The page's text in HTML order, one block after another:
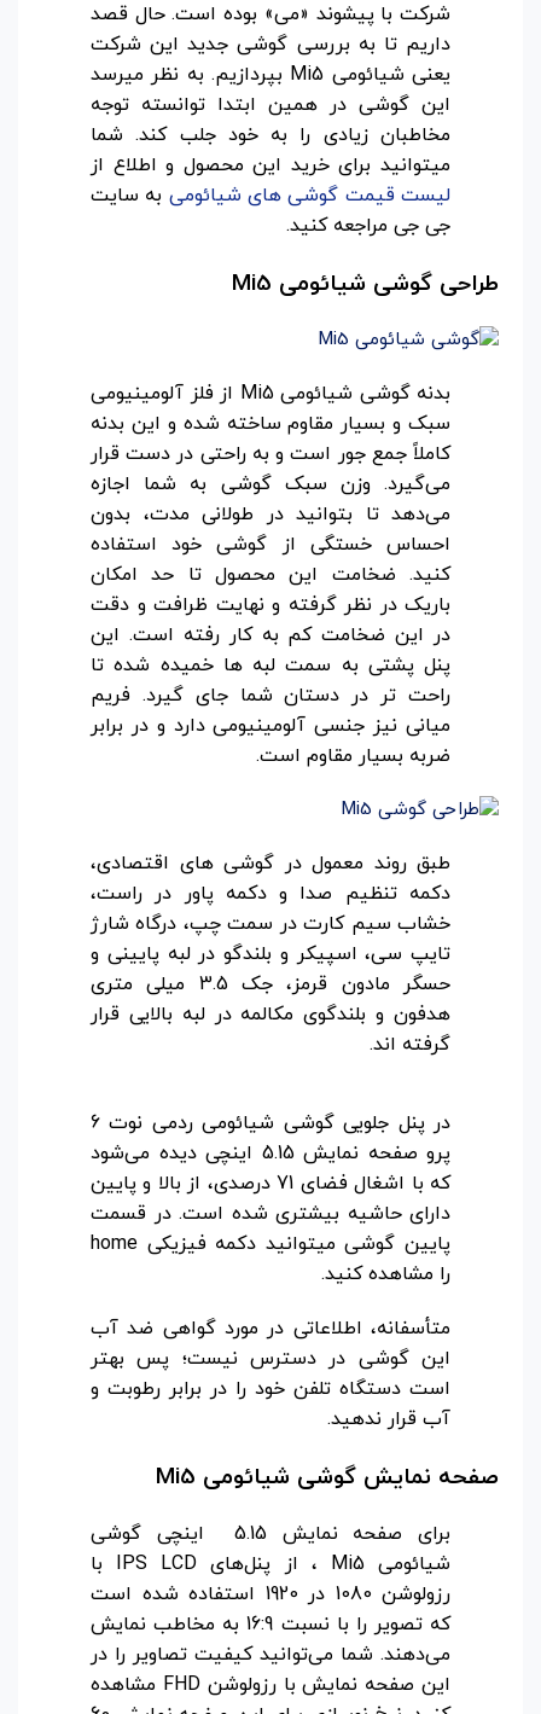
شرکت با پیشوند «می» بوده است. حال قصد
داریم تا به بررسی گوشی جدید این شرکت
یعنی شیائومی Mi5 بپردازیم. به نظر میرسد
این گوشی در همین ابتدا توانسته توجه
مخاطبان زیادی را به خود جلب کند. شما
میتوانید برای خرید این محصول و اطلاع از
لیست قیمت گوشی های شیائومی به سایت
جی جی مراجعه کنید.
طراحی گوشی شیائومی Mi5
بدنه گوشی شیائومی Mi5 از فلز آلومینیومی
سبک و بسیار مقاوم ساخته شده و این بدنه
کاملاً جمع جور است و به راحتی در دست قرار
می‌گیرد. وزن سبک گوشی به شما اجازه
می‌دهد تا بتوانید در طولانی مدت، بدون
احساس خستگی از گوشی خود استفاده
کنید. ضخامت این محصول تا حد امکان
باریک در نظر گرفته و نهایت ظرافت و دقت
در این ضخامت کم به کار رفته است. این
پنل پشتی به سمت لبه ها خمیده شده تا
راحت تر در دستان شما جای گیرد. فریم
میانی نیز جنسی آلومینیومی دارد و در برابر
ضربه بسیار مقاوم است.
طبق روند معمول در گوشی های اقتصادی،
دکمه تنظیم صدا و دکمه پاور در راست،
خشاب سیم کارت در سمت چپ، درگاه شارژ
تایپ سی، اسپیکر و بلندگو در لبه پایینی و
حسگر مادون قرمز، جک 3.5 میلی متری
هدفون و بلندگوی مکالمه در لبه بالایی قرار
گرفته اند.
در پنل جلویی گوشی شیائومی ردمی نوت 6
پرو صفحه نمایش 5.15 اینچی دیده می‌شود
که با اشغال فضای 71 درصدی، از بالا و پایین
دارای حاشیه بیشتری شده است. در قسمت
پایین گوشی میتوانید دکمه فیزیکی home
را مشاهده کنید.
متأسفانه، اطلاعاتی در مورد گواهی ضد آب
این گوشی در دسترس نیست؛ پس بهتر
است دستگاه تلفن خود را در برابر رطوبت و
آب قرار ندهید.
صفحه نمایش گوشی شیائومی Mi5
برای صفحه نمایش 5.15 اینچی گوشی
شیائومی Mi5 ، از پنل‌های IPS LCD با
رزولوشن 1080 در 1920 استفاده شده است
که تصویر را با نسبت 16:9 به مخاطب نمایش
می‌دهند. شما می‌توانید کیفیت تصاویر را در
این صفحه نمایش با رزولوشن FHD مشاهده